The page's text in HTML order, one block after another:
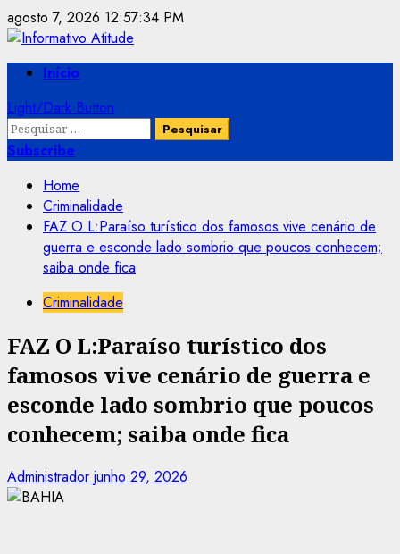
Skip
to
content
agosto 7, 2026 12:57:34 PM
PrimaryInício
Light/Dark Button
Pesquisar
por:
Subscribe
Home
Criminalidade
FAZ O L:Paraíso turístico dos famosos vive cenário de
guerra e esconde lado sombrio que poucos conhecem;
saiba onde fica
Criminalidade
FAZ O L:Paraíso turístico dos
famosos vive cenário de guerra e
esconde lado sombrio que poucos
conhecem; saiba onde fica
Administrador junho 29, 2026